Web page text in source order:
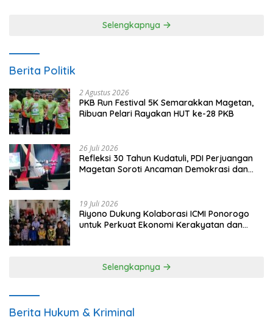
Selengkapnya
Berita Politik
2 Agustus 2026
PKB Run Festival 5K Semarakkan Magetan,
Ribuan Pelari Rayakan HUT ke-28 PKB
26 Juli 2026
Refleksi 30 Tahun Kudatuli, PDI Perjuangan
Magetan Soroti Ancaman Demokrasi dan
19 Juli 2026
Riyono Dukung Kolaborasi ICMI Ponorogo
untuk Perkuat Ekonomi Kerakyatan dan
Selengkapnya
Berita Hukum & Kriminal